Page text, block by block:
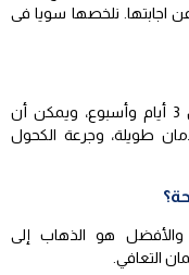
اجابتها. نلخصها سويا فى
تتراوح مدة خروج الكحول من الجسم ما بين 3 أيام وأسبوع، ويمكن أن
طويلة، وجرعة الكحول
والأفضل هو الذهاب إلى
التعافي.